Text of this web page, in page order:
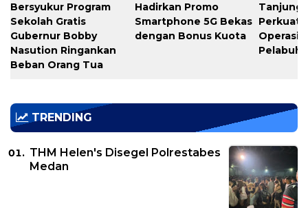
Bersyukur Program
Sekolah Gratis
Gubernur Bobby
Nasution Ringankan
Beban Orang Tua
Hadirkan Promo
Smartphone 5G Bekas
dengan Bonus Kuota
Tanjung
Perkuat
TRENDING
THM Helen's Disegel Polrestabes
Medan